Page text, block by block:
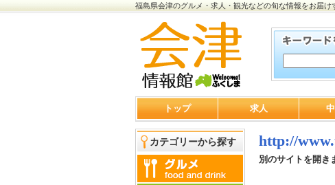
福島県会津のグルメ・求人・観光などの旬な情報をお届け
トップ 求人
カテゴリーから探す http://
別のサイトを開き